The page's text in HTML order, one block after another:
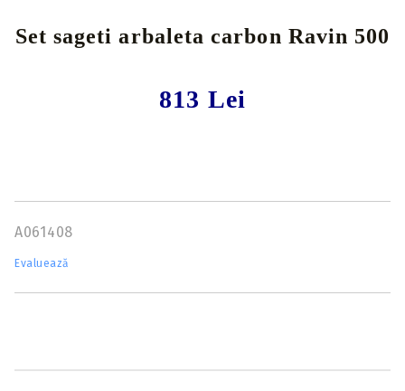
Set sageti arbaleta carbon Ravin 500
813 Lei
A061408
Evaluează